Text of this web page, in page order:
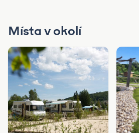
Místa v okolí